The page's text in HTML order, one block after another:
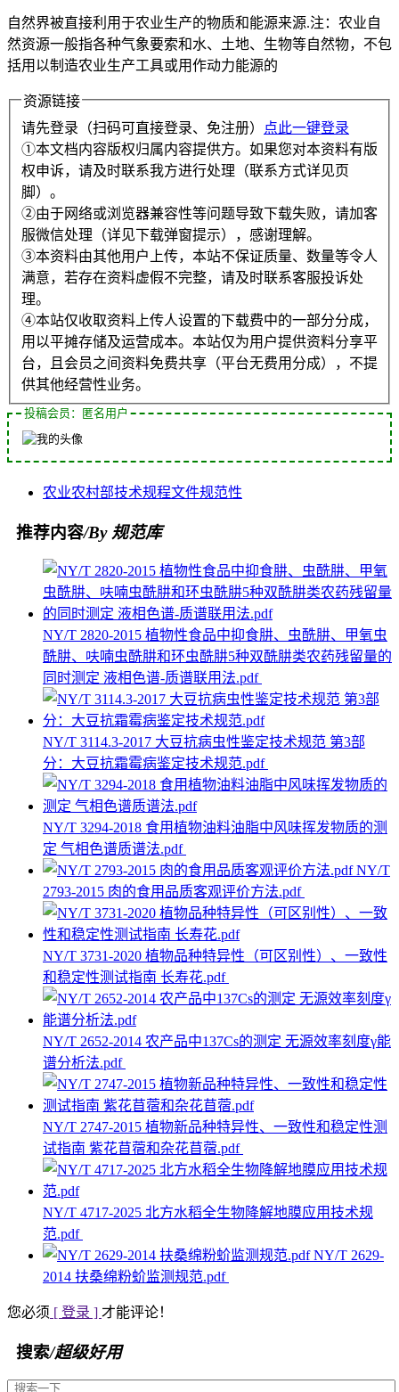
自然界被直接利用于农业生产的物质和能源来源.注：农业自
然资源一般指各种气象要索和水、土地、生物等自然物，不包
括用以制造农业生产工具或用作动力能源的
资源链接
请先登录（扫码可直接登录、免注册）
点此一键登录
①本文档内容版权归属内容提供方。如果您对本资料有版
权申诉，请及时联系我方进行处理（联系方式详见页
脚）。
②由于网络或浏览器兼容性等问题导致下载失败，请加客
服微信处理（详见下载弹窗提示），感谢理解。
③本资料由其他用户上传，本站不保证质量、数量等令人
满意，若存在资料虚假不完整，请及时联系客服投诉处
理。
④本站仅收取资料上传人设置的下载费中的一部分分成，
用以平摊存储及运营成本。本站仅为用户提供资料分享平
台，且会员之间资料免费共享（平台无费用分成），不提
供其他经营性业务。
投稿会员：匿名用户
农业农村部技术规程文件规范性
推荐内容/By 规范库
NY/T 2820-2015 植物性食品中抑食肼、虫酰肼、甲氧虫
酰肼、呋喃虫酰肼和环虫酰肼5种双酰肼类农药残留量的
同时测定 液相色谱-质谱联用法.pdf
NY/T 3114.3-2017 大豆抗病虫性鉴定技术规范 第3部
分：大豆抗霜霉病鉴定技术规范.pdf
NY/T 3294-2018 食用植物油料油脂中风味挥发物质的测
定 气相色谱质谱法.pdf
NY/T
2793-2015 肉的食用品质客观评价方法.pdf
NY/T 3731-2020 植物品种特异性（可区别性）、一致性
和稳定性测试指南 长寿花.pdf
NY/T 2652-2014 农产品中137Cs的测定 无源效率刻度γ能
谱分析法.pdf
NY/T 2747-2015 植物新品种特异性、一致性和稳定性测
试指南 紫花苜蓿和杂花苜蓿.pdf
NY/T 4717-2025 北方水稻全生物降解地膜应用技术规
范.pdf
NY/T 2629-
2014 扶桑绵粉蚧监测规范.pdf
您必须 [ 登录 ] 才能评论！
搜索/超级好用